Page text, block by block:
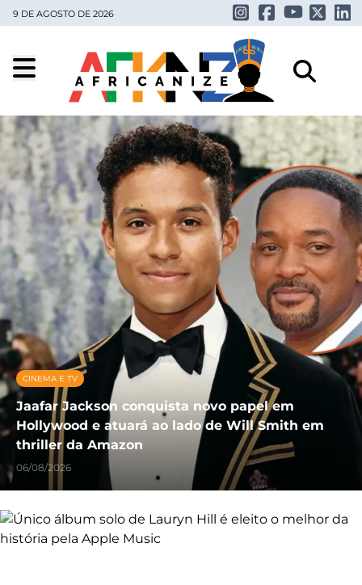
9 DE AGOSTO DE 2026
CINEMA E TV
Jaafar Jackson conquista novo papel em
Hollywood e atuará ao lado de Will Smith em
thriller da Amazon
06/08/2026